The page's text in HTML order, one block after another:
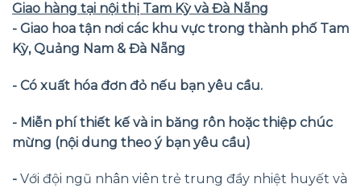
Giao hàng tại nội thị Tam Kỳ và Đà Nẵng
- Giao hoa tận nơi các khu vực trong thành phố Tam
Kỳ, Quảng Nam & Đà Nẵng
- Có xuất hóa đơn đỏ nếu bạn yêu cầu.
- Miễn phí thiết kế và in băng rôn hoặc thiệp chúc
mừng (nội dung theo ý bạn yêu cầu)
- Với đội ngũ nhân viên trẻ trung đầy nhiệt huyết và